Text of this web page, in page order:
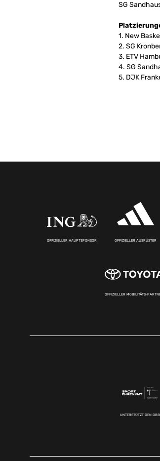
SG
1. New
2. SG
3. ETV
4. SG
5. DJK
OFFIZIELLER HAUPTSPONSOR OFFIZIELLER AUSRÜSTER
OFFIZIELLER MOBILITÄTS-
UNTERSTÜTZT DEN DBB